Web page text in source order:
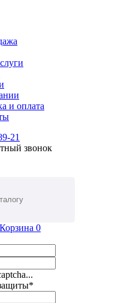
и оплата
21
звонок
Корзина 0
*